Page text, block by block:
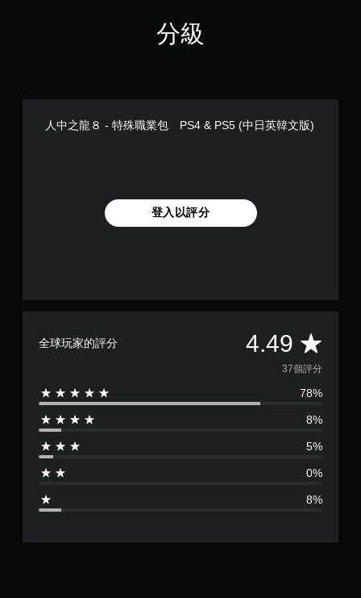
分級
人中之龍８ - 特殊職業包 PS4 & PS5 (中日英韓文版)
登入以評分
全球玩家的評分 4.49 平
均
評
分
4
4
37個評分
78%
8%
5%
0%
8%